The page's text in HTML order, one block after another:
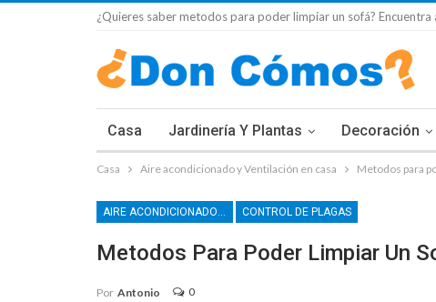
¿Quieres saber metodos para poder limpiar un sofá? Encuentra
Casa Jardinería Y Plantas Decoración
Casa Aire acondicionado y Ventilación en casa Metodos para
AIRE ACONDICIONADO Y VENTILACIÓN EN CASA CONTROL DE PLAGAS
Metodos Para Poder Limpiar Un
Por Antonio 0